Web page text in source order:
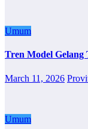
Umum
Tren Model
March 11, 2026
Umum